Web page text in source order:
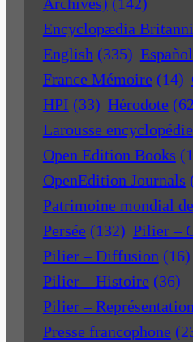
Encyclopædia
English (335) Español
France Mémoire (14)
HPI (33) Hérodote
Larousse encyclopédie
Open Edition Books
OpenEdition Journals
Patrimoine mondial
Persée (132) Pilier –
Pilier – Diffusion (16)
Pilier – Histoire (36)
Pilier – Représentation
Presse francophone